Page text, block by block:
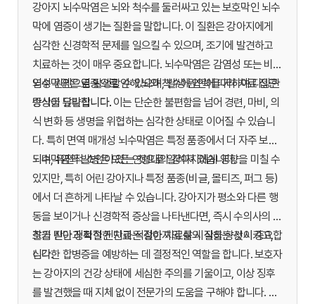
강아지 뇌수막염은 뇌와 척수를 둘러싸고 있는 보호막인 뇌수
막에 염증이 생기는 질환을 말합니다. 이 질환은 강아지에게
심각한 신경학적 문제를 일으킬 수 있으며, 조기에 발견하고
치료하는 것이 매우 중요합니다. 뇌수막염은 감염성 또는 비감
염성 원인으로 발생할 수 있으며, 발생 원인에 따라 치료 접근
방식이 달라집니다.
뇌수막염은 염증으로 인해 뇌와 척수에 압력을 가하여 다양한
증상을 유발합니다. 이는 단순한 불편함을 넘어 경련, 마비, 의
식 변화 등 생명을 위협하는 심각한 상태로 이어질 수 있습니
다. 특히 면역 매개성 뇌수막염은 특정 품종에서 더 자주 보고
되며, 유전적 소인이 있는 것으로 알려져 있습니다.
뇌수막염의 발병은 모든 연령대의 강아지에게 영향을 미칠 수
있지만, 특히 어린 강아지나 특정 품종(비글, 몰티즈, 퍼그 등)
에서 더 흔하게 나타날 수 있습니다. 강아지가 평소와 다른 행
동을 보이거나 신경학적 증상을 나타낸다면, 즉시 수의사의 진
찰을 받아 정확한 진단과 적절한 치료를 시작하는 것이 중요합
니다.
조기 진단과 적절한 치료는 강아지의 삶의 질을 향상시키고,
심각한 합병증을 예방하는 데 결정적인 역할을 합니다. 보호자
는 강아지의 건강 상태에 세심한 주의를 기울이고, 이상 징후
를 발견했을 때 지체 없이 전문가의 도움을 구해야 합니다. 이